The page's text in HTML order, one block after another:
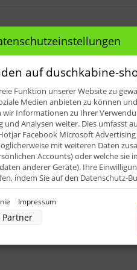
HSK
Pos. 4)
Diese können dann
auf duschkabine-
Funktion unserer Website zu
Medien anbieten zu können
wir Informationen zu Ihrer
und Analysen weiter. Dies umfasst
Facebook Microsoft
mit weiteren Daten
Accounts) oder welche sie
anderer Geräte). Ihre
indem Sie auf den
durch unsere Partner:
Daten zur Auswahl von
für personalisierte Werbung
Impressum
Partner